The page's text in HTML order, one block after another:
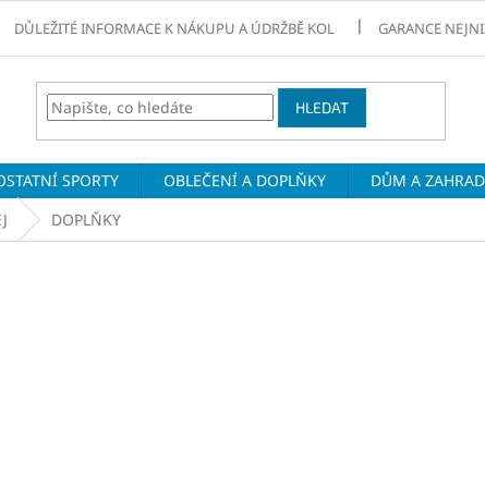
DŮLEŽITÉ INFORMACE K NÁKUPU A ÚDRŽBĚ KOL GARANCE
HLEDAT
SPORTY OBLEČENÍ A DOPLŇKY DŮM A
DOPLŇKY